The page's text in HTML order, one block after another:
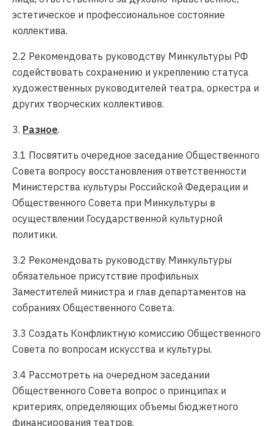
эстетическое и профессиональное состояние
коллектива.
2.2 Рекомендовать руководству Минкультуры РФ
содействовать сохранению и укреплению статуса
художественных руководителей театра, оркестра и
других творческих коллективов.
3. Разное.
3.1 Посвятить очередное заседание Общественного
Совета вопросу восстановления ответственности
Министерства культуры Российской Федерации и
Общественного Совета при Минкультуры в
осуществлении Государственной культурной
политики.
3.2 Рекомендовать руководству Минкультуры
обязательное присутствие профильных
Заместителей министра и глав департаментов на
собраниях Общественного Совета.
3.3 Создать Конфликтную комиссию Общественного
Совета по вопросам искусства и культуры.
3.4 Рассмотреть на очередном заседании
Общественного Совета вопрос о принципах и
критериях, определяющих объемы бюджетного
финансирования театров.